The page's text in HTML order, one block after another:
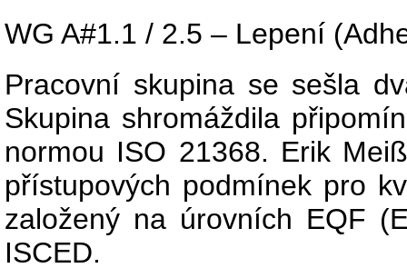
WG A#1.1 / 2.5 – Lepení
Pracovní skupina se sešla
Skupina shromáždila
normou ISO 21368. Erik
přístupových podmínek pro
založený na úrovních EQF
ISCED.